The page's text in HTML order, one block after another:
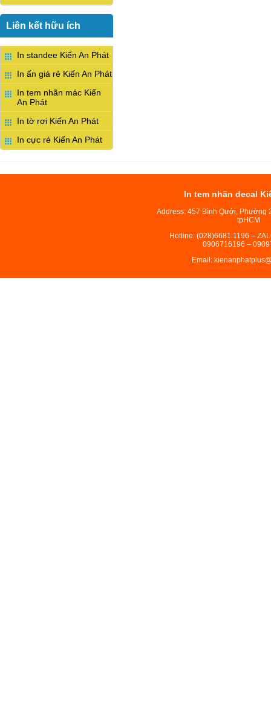
Liên kết hữu ích
In standee Kiến An Phát
In ấn giá rẻ Kiến An Phát
In tem nhãn mác Kiến
An Phát
In tờ rơi Kiến An Phát
In cực rẻ Kiến An Phát
In tem nhãn decal
Address: 457 Bình Qưới, Phường
tpHCM
Hotline: (028)6681.1196 –
0906716196 –
Email: